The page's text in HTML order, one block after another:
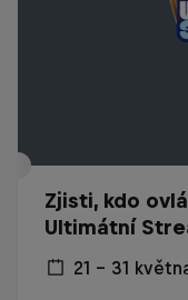
Zjisti, kdo
Ultimátní
21 – 31